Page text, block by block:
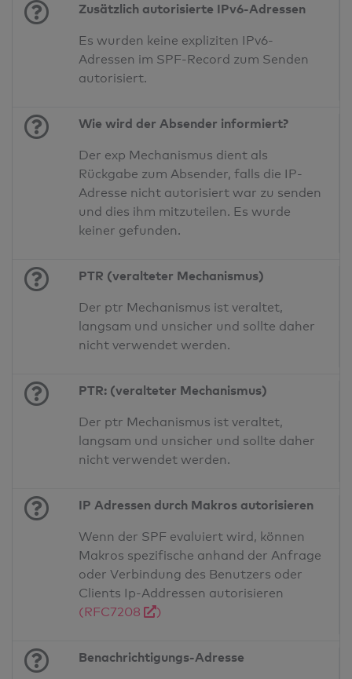
Zusätzlich autorisierte IPv6-Adressen
Es wurden keine expliziten IPv6-
Adressen im SPF-Record zum Senden
autorisiert.
Wie wird der Absender informiert?
Der exp Mechanismus dient als
Rückgabe zum Absender, falls die IP-
Adresse nicht autorisiert war zu senden
und dies ihm mitzuteilen. Es wurde
keiner gefunden.
PTR (veralteter Mechanismus)
Der ptr Mechanismus ist veraltet,
langsam und unsicher und sollte daher
nicht verwendet werden.
PTR: (veralteter Mechanismus)
Der ptr Mechanismus ist veraltet,
langsam und unsicher und sollte daher
nicht verwendet werden.
IP Adressen durch Makros autorisieren
Wenn der SPF evaluiert wird, können
Makros spezifische anhand der Anfrage
oder Verbindung des Benutzers oder
Clients Ip-Addressen autorisieren
(RFC7208
)
Benachrichtigungs-Adresse